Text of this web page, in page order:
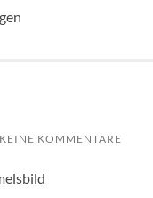
KEINE KOMMENTARE